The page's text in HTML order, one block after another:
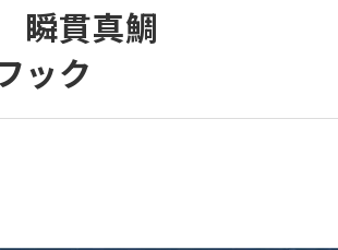
瞬貫真鯛
ック